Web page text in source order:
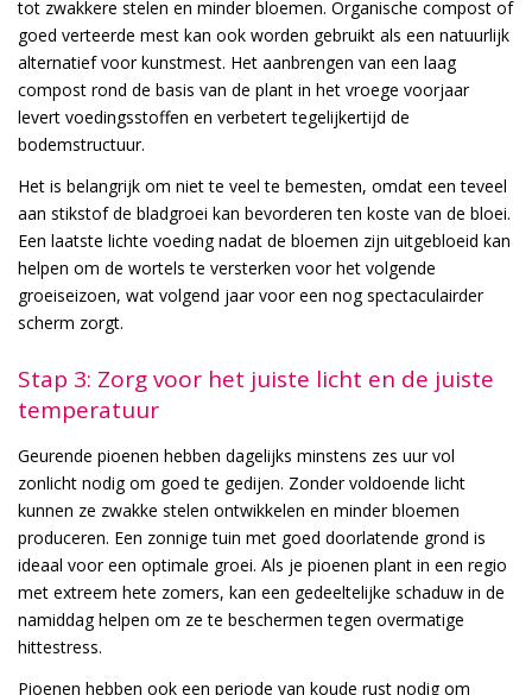
tot zwakkere stelen en minder bloemen. Organische compost of
goed verteerde mest kan ook worden gebruikt als een natuurlijk
alternatief voor kunstmest. Het aanbrengen van een laag
compost rond de basis van de plant in het vroege voorjaar
levert voedingsstoffen en verbetert tegelijkertijd de
bodemstructuur.
Het is belangrijk om niet te veel te bemesten, omdat een teveel
aan stikstof de bladgroei kan bevorderen ten koste van de bloei.
Een laatste lichte voeding nadat de bloemen zijn uitgebloeid kan
helpen om de wortels te versterken voor het volgende
groeiseizoen, wat volgend jaar voor een nog spectaculairder
scherm zorgt.
Stap 3: Zorg voor het juiste licht en de juiste
temperatuur
Geurende pioenen hebben dagelijks minstens zes uur vol
zonlicht nodig om goed te gedijen. Zonder voldoende licht
kunnen ze zwakke stelen ontwikkelen en minder bloemen
produceren. Een zonnige tuin met goed doorlatende grond is
ideaal voor een optimale groei. Als je pioenen plant in een regio
met extreem hete zomers, kan een gedeeltelijke schaduw in de
namiddag helpen om ze te beschermen tegen overmatige
hittestress.
Pioenen hebben ook een periode van koude rust nodig om